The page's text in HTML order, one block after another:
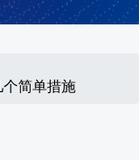
简单措施